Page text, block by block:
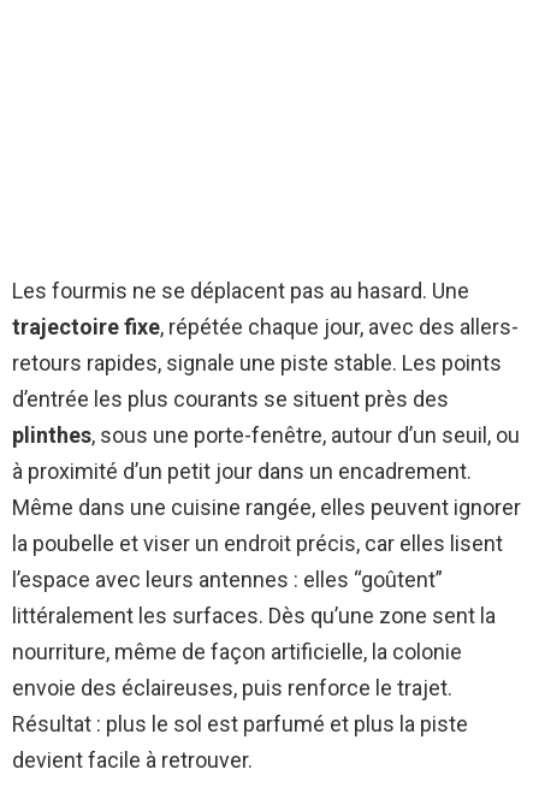
Les fourmis ne se déplacent pas au hasard. Une
trajectoire fixe, répétée chaque jour, avec des allers-
retours rapides, signale une piste stable. Les points
d’entrée les plus courants se situent près des
plinthes, sous une porte-fenêtre, autour d’un seuil, ou
à proximité d’un petit jour dans un encadrement.
Même dans une cuisine rangée, elles peuvent ignorer
la poubelle et viser un endroit précis, car elles lisent
l’espace avec leurs antennes : elles “goûtent”
littéralement les surfaces. Dès qu’une zone sent la
nourriture, même de façon artificielle, la colonie
envoie des éclaireuses, puis renforce le trajet.
Résultat : plus le sol est parfumé et plus la piste
devient facile à retrouver.